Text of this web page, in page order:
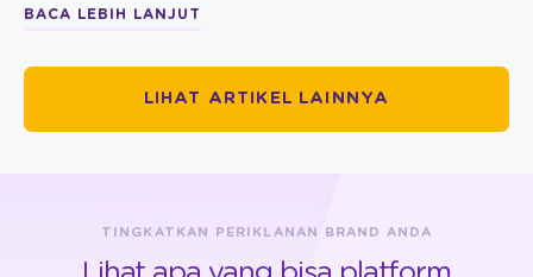
BACA LEBIH LANJUT
LIHAT ARTIKEL LAINNYA
TINGKATKAN PERIKLANAN BRAND ANDA